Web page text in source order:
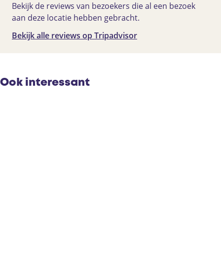
Bekijk de reviews van bezoekers die al een bezoek
aan deze locatie hebben gebracht.
Bekijk alle reviews op Tripadvisor
Ook interessant